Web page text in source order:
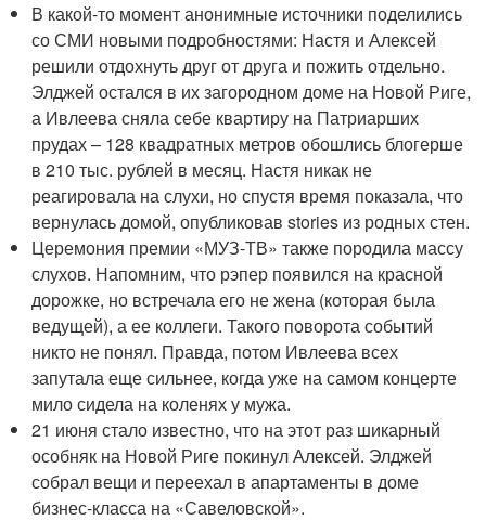
В какой-то момент анонимные источники поделились
со СМИ новыми подробностями: Настя и Алексей
решили отдохнуть друг от друга и пожить отдельно.
Элджей остался в их загородном доме на Новой Риге,
а Ивлеева сняла себе квартиру на Патриарших
прудах – 128 квадратных метров обошлись блогерше
в 210 тыс. рублей в месяц. Настя никак не
реагировала на слухи, но спустя время показала, что
вернулась домой, опубликовав stories из родных стен.
Церемония премии «МУЗ-ТВ» также породила массу
слухов. Напомним, что рэпер появился на красной
дорожке, но встречала его не жена (которая была
ведущей), а ее коллеги. Такого поворота событий
никто не понял. Правда, потом Ивлеева всех
запутала еще сильнее, когда уже на самом концерте
мило сидела на коленях у мужа.
21 июня стало известно, что на этот раз шикарный
особняк на Новой Риге покинул Алексей. Элджей
собрал вещи и переехал в апартаменты в доме
бизнес-класса на «Савеловской».